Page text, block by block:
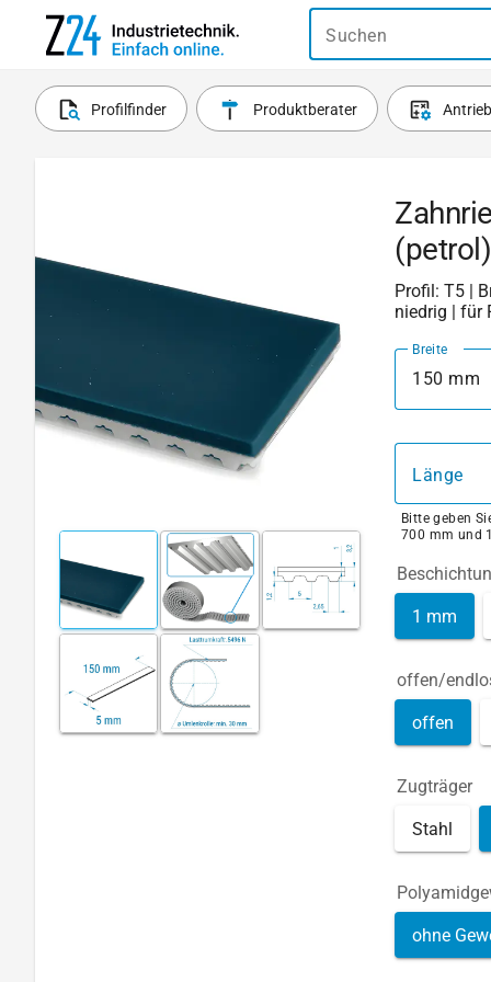
Suchen
Profilfinder Produktberater
Profil: T5 |
niedrig | für
Breite
150 mm
Länge
Bitte geben
700 mm und
1 mm
offen/
offen
Zugträger
Stahl
ohne